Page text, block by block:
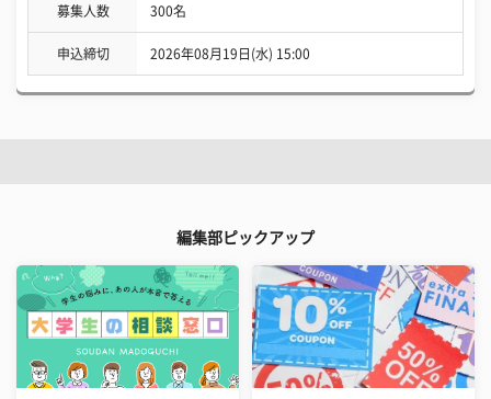
募集人数 300名
申込締切 2026年08月19日(水) 15:00
編集部ピックアップ